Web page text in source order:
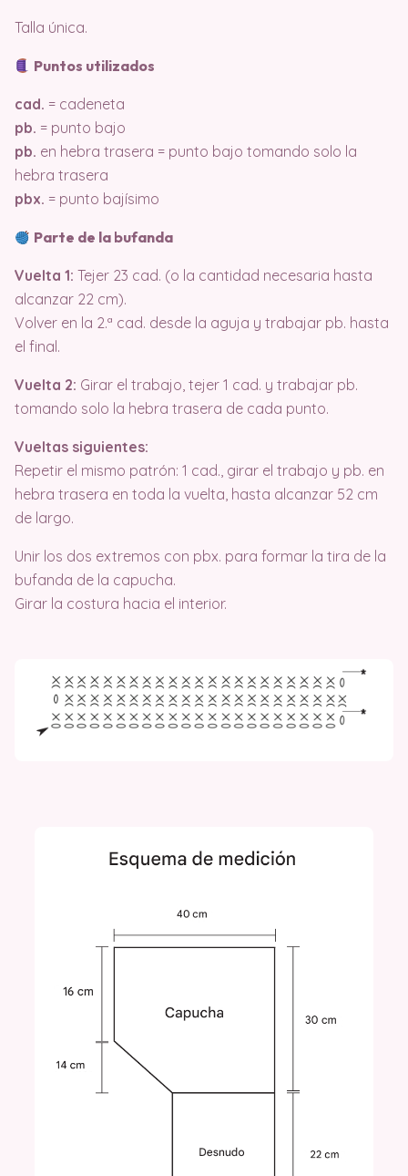
Talla única.
Puntos utilizados
cad. = cadeneta
pb. = punto bajo
pb. en hebra trasera = punto bajo tomando solo la
hebra trasera
pbx. = punto bajísimo
Parte de la bufanda
Vuelta 1: Tejer 23 cad. (o la cantidad necesaria hasta
alcanzar 22 cm).
Volver en la 2.ª cad. desde la aguja y trabajar pb. hasta
el final.
Vuelta 2: Girar el trabajo, tejer 1 cad. y trabajar pb.
tomando solo la hebra trasera de cada punto.
Vueltas siguientes:
Repetir el mismo patrón: 1 cad., girar el trabajo y pb. en
hebra trasera en toda la vuelta, hasta alcanzar 52 cm
de largo.
Unir los dos extremos con pbx. para formar la tira de la
bufanda de la capucha.
Girar la costura hacia el interior.